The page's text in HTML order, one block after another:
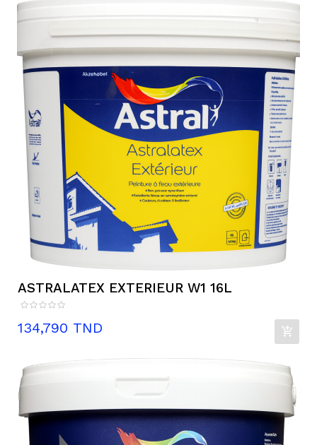
ASTRALATEX EXTERIEUR W1 16L
Prix
134,790 TND